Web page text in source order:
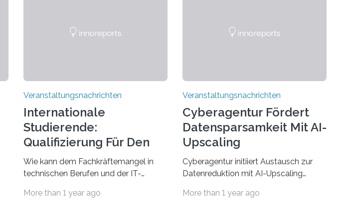
Veranstaltungsnachrichten
Internationale
Studierende:
Qualifizierung Für Den
Arbeitsmarkt
Wie kann dem Fachkräftemangel in
technischen Berufen und der IT-
Beispiel durch internationale
More than 1 year ago
Veranstaltungsnachrichten
Cyberagentur Fördert
Datensparsamkeit Mit AI-
Upscaling
Cyberagentur initiiert Austausch zur
Datenreduktion mit AI-Upscaling
Forschungsprogramm DDK –
More than 1 year ago